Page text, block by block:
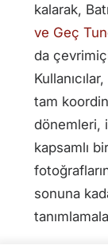
kalarak,
ve Geç
da
tam
dönemleri,
kapsamlı
sonuna